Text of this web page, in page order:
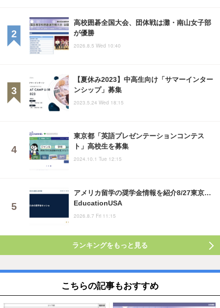
高校囲碁全国大会、団体戦は灘・南山女子部
が優勝
2026.8.5 Wed 10:40
【夏休み2023】中高生向け「サマーインター
ンシップ」募集
2023.5.24 Wed 18:15
東京都「英語プレゼンテーションコンテス
ト」高校生を募集
2024.10.1 Tue 12:15
アメリカ留学の奨学金情報を紹介8/27東京…
EducationUSA
2026.8.7 Fri 11:15
ランキングをもっと見る
こちらの記事もおすすめ